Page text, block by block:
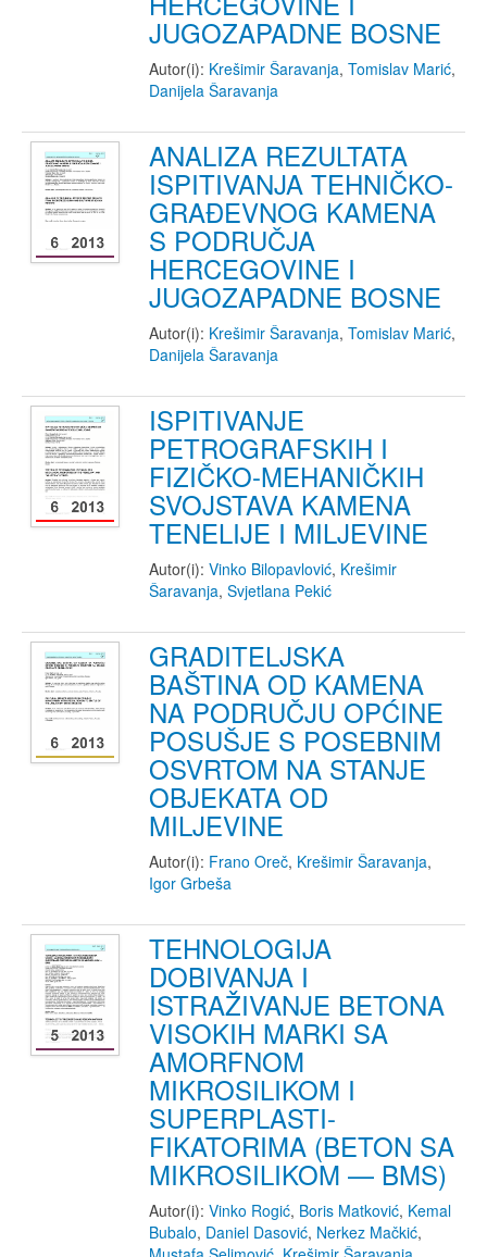
JUGOZAPADNE BOSNE
Autor(i): Krešimir Šaravanja, Tomislav Marić,
Danijela Šaravanja
ANALIZA REZULTATA
ISPITIVANJA TEHNIČKO-
GRAĐEVNOG KAMENA
S PODRUČJA
HERCEGOVINE I
JUGOZAPADNE BOSNE
Autor(i): Krešimir Šaravanja, Tomislav Marić,
Danijela Šaravanja
ISPITIVANJE
PETROGRAFSKIH I
FIZIČKO-MEHANIČKIH
SVOJSTAVA KAMENA
TENELIJE I MILJEVINE
Autor(i): Vinko Bilopavlović, Krešimir
Šaravanja, Svjetlana Pekić
GRADITELJSKA
BAŠTINA OD KAMENA
NA PODRUČJU OPĆINE
POSUŠJE S POSEBNIM
OSVRTOM NA STANJE
OBJEKATA OD
MILJEVINE
Autor(i): Frano Oreč, Krešimir Šaravanja,
Igor Grbeša
TEHNOLOGIJA
DOBIVANJA I
ISTRAŽIVANJE BETONA
VISOKIH MARKI SA
AMORFNOM
MIKROSILIKOM I
SUPERPLASTI-
FIKATORIMA (BETON SA
MIKROSILIKOM — BMS)
Autor(i): Vinko Rogić, Boris Matković, Kemal
Bubalo, Daniel Dasović, Nerkez Mačkić,